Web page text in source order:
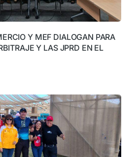
Y MEF DIALOGAN PARA
Y LAS JPRD EN EL